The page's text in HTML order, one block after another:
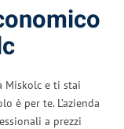
Miskolc e ti stai
è per te. L’azienda
a prezzi